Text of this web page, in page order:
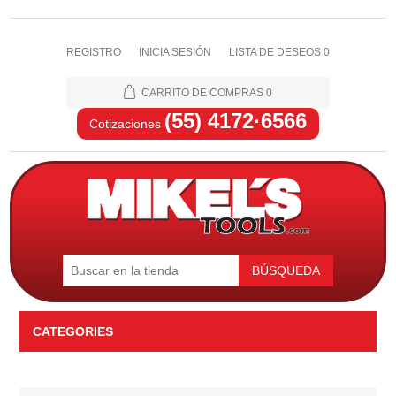
REGISTRO INICIA SESIÓN LISTA DE DESEOS 0
CARRITO DE COMPRAS 0
Cotizaciones (55) 4172·6566
BÚSQUEDA
CATEGORIES